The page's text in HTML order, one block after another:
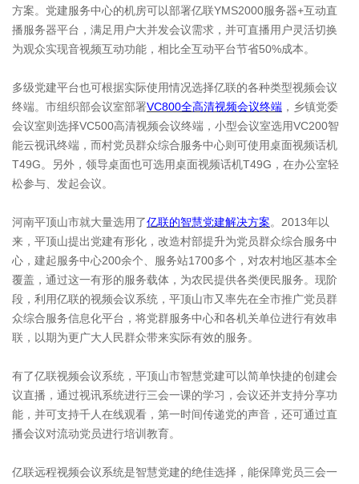
方案。党建服务中心的机房可以部署亿联YMS2000服务器+互动直
播服务器平台，满足用户大并发会议需求，并可直播用户灵活切换
为观众实现音视频互动功能，相比全互动平台节省50%成本。
多级党建平台也可根据实际使用情况选择亿联的各种类型视频会议
终端。市组织部会议室部署VC800全高清视频会议终端 ，乡镇党委
会议室则选择VC500高清视频会议终端，小型会议室选用VC200智
能云视讯终端，而村党员群众综合服务中心则可使用桌面视频话机
T49G。另外，领导桌面也可选用桌面视频话机T49G，在办公室轻
松参与、发起会议。
河南平顶山市就大量选用了亿联的智慧党建解决方案。2013年以
来，平顶山提出党建有形化，改造村部提升为党员群众综合服务中
心，建起服务中心200余个、服务站1700多个，对农村地区基本全
覆盖，通过这一有形的服务载体，为农民提供各类便民服务。现阶
段，利用亿联的视频会议系统，平顶山市又率先在全市推广党员群
众综合服务信息化平台，将党群服务中心和各机关单位进行有效串
联，以期为更广大人民群众带来实际有效的服务。
有了亿联视频会议系统，平顶山市智慧党建可以简单快捷的创建会
议直播，通过视讯系统进行三会一课的学习，会议还并支持分享功
能，并可支持千人在线观看，第一时间传递党的声音，还可通过直
播会议对流动党员进行培训教育。
亿联远程视频会议系统是智慧党建的绝佳选择，能保障党员三会一